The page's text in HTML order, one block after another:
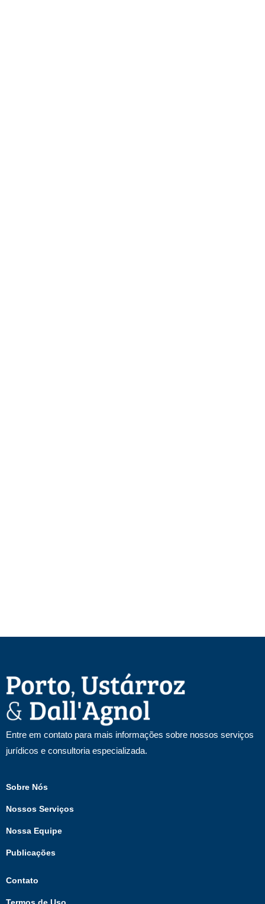
Entre em contato para mais informações sobre nossos serviços
jurídicos e consultoria especializada.
Sobre Nós
Nossos Serviços
Nossa Equipe
Publicações
Contato
Termos de Uso